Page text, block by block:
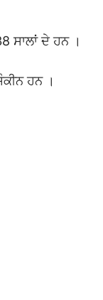
ਸਾਲਾਂ ਦੇ ਹਨ ।
ਹਨ ।